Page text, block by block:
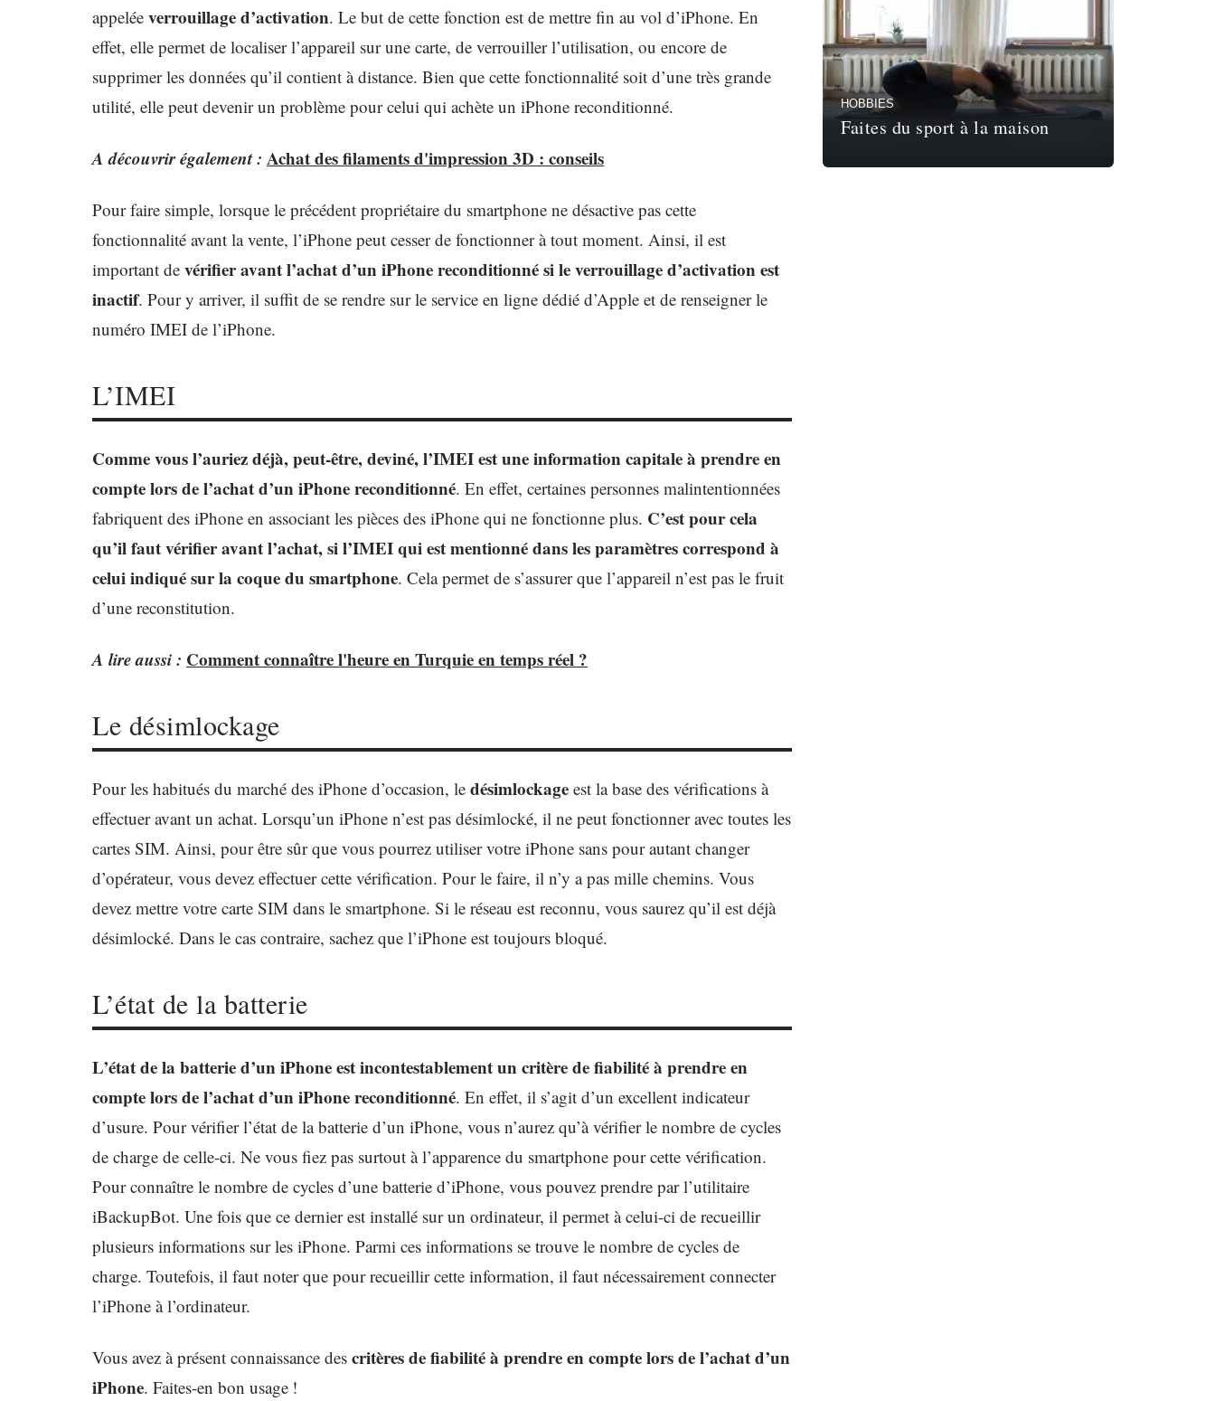
appelée verrouillage d’activation. Le but de cette fonction est de mettre fin au vol d’iPhone. En
effet, elle permet de localiser l’appareil sur une carte, de verrouiller l’utilisation, ou encore de
supprimer les données qu’il contient à distance. Bien que cette fonctionnalité soit d’une très grande
utilité, elle peut devenir un problème pour celui qui achète un iPhone reconditionné.
A découvrir également : Achat des filaments d'impression 3D : conseils
Pour faire simple, lorsque le précédent propriétaire du smartphone ne désactive pas cette
fonctionnalité avant la vente, l’iPhone peut cesser de fonctionner à tout moment. Ainsi, il est
important de vérifier avant l’achat d’un iPhone reconditionné si le verrouillage d’activation est
inactif. Pour y arriver, il suffit de se rendre sur le service en ligne dédié d’Apple et de renseigner le
numéro IMEI de l’iPhone.
L’IMEI
Comme vous l’auriez déjà, peut-être, deviné, l’IMEI est une information capitale à prendre en
compte lors de l’achat d’un iPhone reconditionné. En effet, certaines personnes malintentionnées
fabriquent des iPhone en associant les pièces des iPhone qui ne fonctionne plus. C’est pour cela
qu’il faut vérifier avant l’achat, si l’IMEI qui est mentionné dans les paramètres correspond à
celui indiqué sur la coque du smartphone. Cela permet de s’assurer que l’appareil n’est pas le fruit
d’une reconstitution.
A lire aussi : Comment connaître l'heure en Turquie en temps réel ?
Le désimlockage
Pour les habitués du marché des iPhone d’occasion, le désimlockage est la base des vérifications à
effectuer avant un achat. Lorsqu’un iPhone n’est pas désimlocké, il ne peut fonctionner avec toutes les
cartes SIM. Ainsi, pour être sûr que vous pourrez utiliser votre iPhone sans pour autant changer
d’opérateur, vous devez effectuer cette vérification. Pour le faire, il n’y a pas mille chemins. Vous
devez mettre votre carte SIM dans le smartphone. Si le réseau est reconnu, vous saurez qu’il est déjà
désimlocké. Dans le cas contraire, sachez que l’iPhone est toujours bloqué.
L’état de la batterie
L’état de la batterie d’un iPhone est incontestablement un critère de fiabilité à prendre en
compte lors de l’achat d’un iPhone reconditionné. En effet, il s’agit d’un excellent indicateur
d’usure. Pour vérifier l’état de la batterie d’un iPhone, vous n’aurez qu’à vérifier le nombre de cycles
de charge de celle-ci. Ne vous fiez pas surtout à l’apparence du smartphone pour cette vérification.
Pour connaître le nombre de cycles d’une batterie d’iPhone, vous pouvez prendre par l’utilitaire
iBackupBot. Une fois que ce dernier est installé sur un ordinateur, il permet à celui-ci de recueillir
plusieurs informations sur les iPhone. Parmi ces informations se trouve le nombre de cycles de
charge. Toutefois, il faut noter que pour recueillir cette information, il faut nécessairement connecter
l’iPhone à l’ordinateur.
Vous avez à présent connaissance des critères de fiabilité à prendre en compte lors de l’achat d’un
iPhone. Faites-en bon usage !
HOBBIES
Faites du sport à la maison